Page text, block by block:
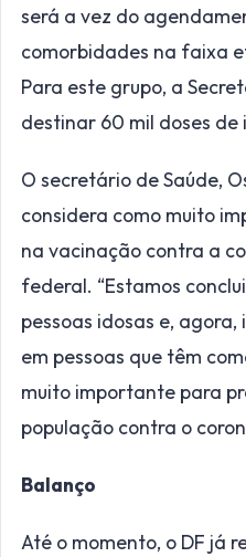
será a vez do
comorbidades na faixa
Para este grupo, a
destinar 60 mil doses de
O secretário de Saúde,
considera como muito
na vacinação contra a
federal. “Estamos
pessoas idosas e,
em pessoas que têm
muito importante para
população contra o
Balanço
Até o momento, o DF já